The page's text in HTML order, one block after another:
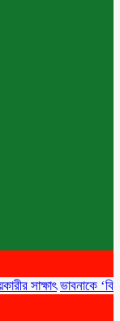
ভাবনাকে ‘বিরল